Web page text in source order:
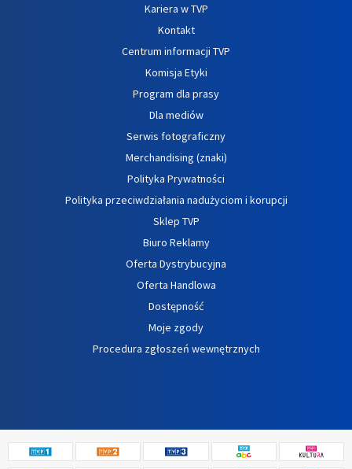
Kariera w TVP
Kontakt
Centrum informacji TVP
Komisja Etyki
Program dla prasy
Dla mediów
Serwis fotograficzny
Merchandising (znaki)
Polityka Prywatności
Polityka przeciwdziałania nadużyciom i korupcji
Sklep TVP
Biuro Reklamy
Oferta Dystrybucyjna
Oferta Handlowa
Dostępność
Moje zgody
Procedura zgłoszeń wewnętrznych